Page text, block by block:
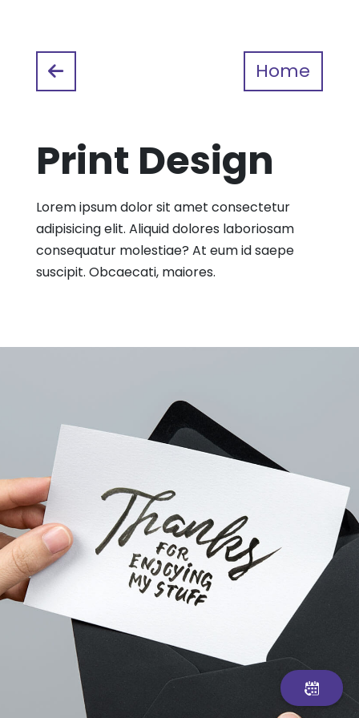
Home
Print Design
Lorem ipsum dolor sit amet consectetur
adipisicing elit. Aliquid dolores laboriosam
consequatur molestiae? At eum id saepe
suscipit. Obcaecati, maiores.